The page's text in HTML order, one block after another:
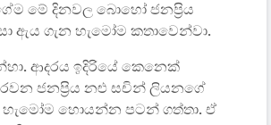
මේ දිනවල බොහෝ ජනප්‍රිය
ඇය ගැන හැමෝම කතාවෙන්වා.
ආදරය ඉදිරියේ කෙනෙක්
ජනප්‍රිය නළු සචින් ලියනගේ
හැමෝම හොයන්න පටන් ගත්තා. ඒ